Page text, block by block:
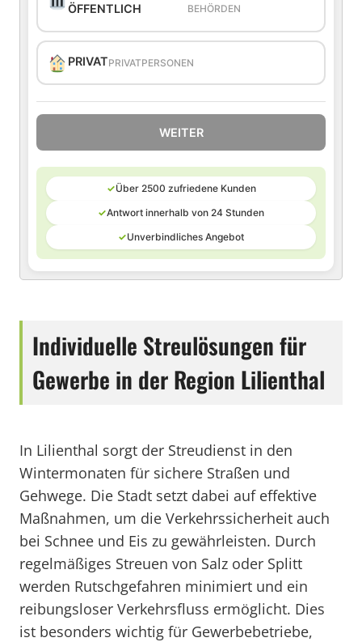
ÖFFENTLICH
BEHÖRDEN
PRIVATPRIVATPERSONEN
WEITER
✓Über 2500 zufriedene Kunden
✓Antwort innerhalb von 24 Stunden
✓Unverbindliches Angebot
Individuelle Streulösungen für
Gewerbe in der Region Lilienthal
In Lilienthal sorgt der Streudienst in den
Wintermonaten für sichere Straßen und
Gehwege. Die Stadt setzt dabei auf effektive
Maßnahmen, um die Verkehrssicherheit auch
bei Schnee und Eis zu gewährleisten. Durch
regelmäßiges Streuen von Salz oder Splitt
werden Rutschgefahren minimiert und ein
reibungsloser Verkehrsfluss ermöglicht. Dies
ist besonders wichtig für Gewerbebetriebe,